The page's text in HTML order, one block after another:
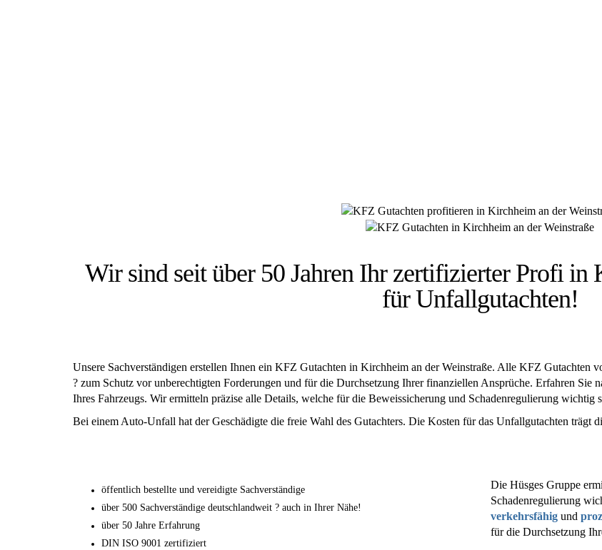
Wir sind seit über 50 Jahren Ihr zertifizierter Profi in
für Unfallgutachten!
Unsere Sachverständigen erstellen Ihnen ein KFZ Gutachten in Kirchheim an der Weinstraße. Alle KFZ Gutachten
? zum Schutz vor unberechtigten Forderungen und für die Durchsetzung Ihrer finanziellen Ansprüche. Erfahren Sie
Ihres Fahrzeugs. Wir ermitteln präzise alle Details, welche für die Beweissicherung und Schadenregulierung wichtig
Bei einem Auto-Unfall hat der Geschädigte die freie Wahl des Gutachters. Die Kosten für das Unfallgutachten trägt
öffentlich bestellte und vereidigte Sachverständige
über 500 Sachverständige deutschlandweit ? auch in Ihrer Nähe!
über 50 Jahre Erfahrung
DIN ISO 9001 zertifiziert
Die Hüsges Gruppe
Schadenregulierung
verkehrsfähig und
für die Durchsetzung